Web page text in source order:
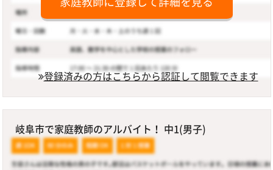
登録済みの方はこちらから認証して閲覧できます
岐阜市で家庭教師のアルバイト！ 中1(男子)